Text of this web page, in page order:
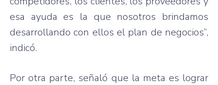
esa ayuda es la que nosotros brindamos
desarrollando con ellos el plan de negocios”,
indicó.
Por otra parte, señaló que la meta es lograr